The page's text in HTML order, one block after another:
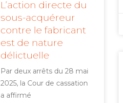
L’action directe du
sous-acquéreur
contre le fabricant
est de nature
délictuelle
Par deux arrêts du 28 mai
2025, la Cour de cassation
a affirmé